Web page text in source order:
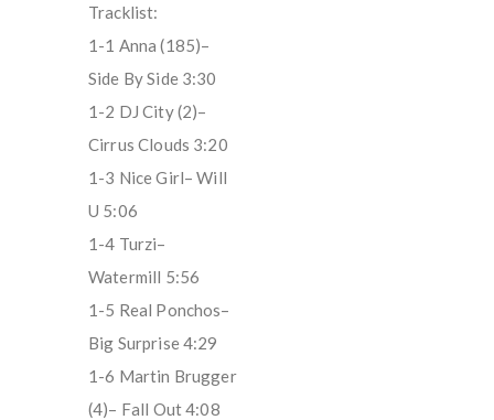
Tracklist:
1-1 Anna (185)–
Side By Side 3:30
1-2 DJ City (2)–
Cirrus Clouds 3:20
1-3 Nice Girl– Will
U 5:06
1-4 Turzi–
Watermill 5:56
1-5 Real Ponchos–
Big Surprise 4:29
1-6 Martin Brugger
(4)– Fall Out 4:08